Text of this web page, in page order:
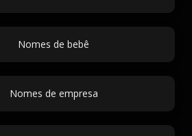
Nomes de bebê
Nomes de empresa